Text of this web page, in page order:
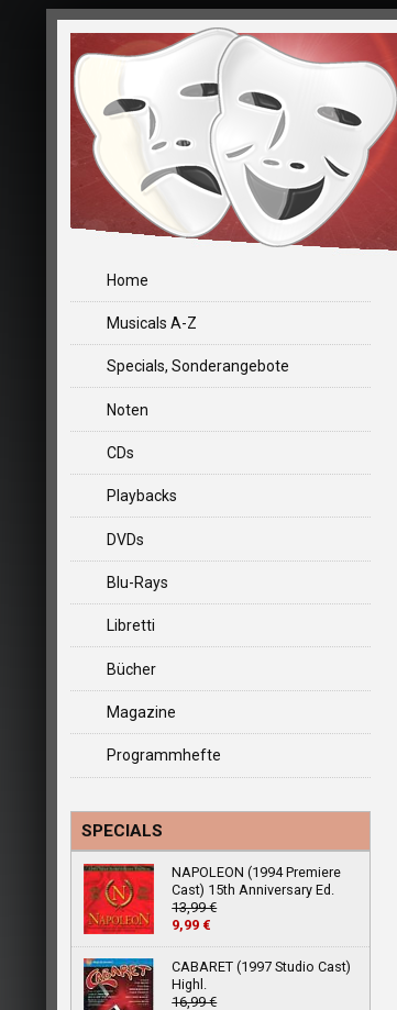
Home
Musicals A-Z
Specials, Sonderangebote
Noten
CDs
Playbacks
DVDs
Blu-Rays
Libretti
Bücher
Magazine
Programmhefte
SPECIALS
NAPOLEON (1994 Premiere
Cast) 15th Anniversary Ed.
13,99 €
9,99 €
CABARET (1997 Studio Cast)
Highl.
16,99 €